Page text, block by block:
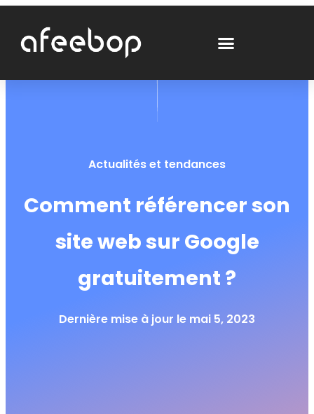
Actualités et tendances
Comment référencer son
site web sur Google
gratuitement ?
Dernière mise à jour le mai 5, 2023